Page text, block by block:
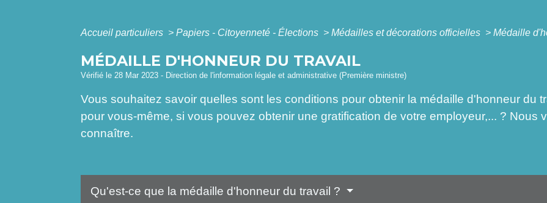
Accueil particuliers > Papiers - Citoyenneté - Élections > Médailles et décorations officielles > Médaille
MÉDAILLE D'HONNEUR DU TRAVAIL
Vérifié le 28 Mar 2023 - Direction de l'information légale et administrative (Première ministre)
Vous souhaitez savoir quelles sont les conditions pour obtenir la médaille d'honneur du
pour vous-même, si vous pouvez obtenir une gratification de votre employeur,... ? Nous
connaître.
Qu'est-ce que la médaille d'honneur du travail ?